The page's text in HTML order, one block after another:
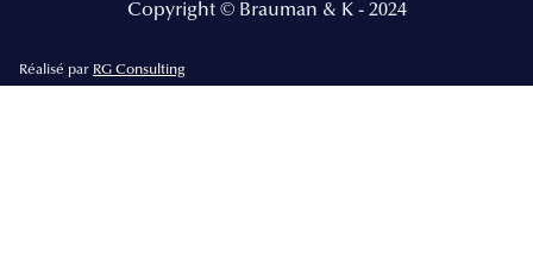
Copyright © Brauman & K - 2024
Réalisé par RG Consulting